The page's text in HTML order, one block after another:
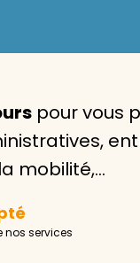
à
de votre
d’un
pour vous
mobilité,…
nos services